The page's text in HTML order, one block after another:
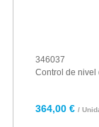
346037
Control de nivel
364,00 € /